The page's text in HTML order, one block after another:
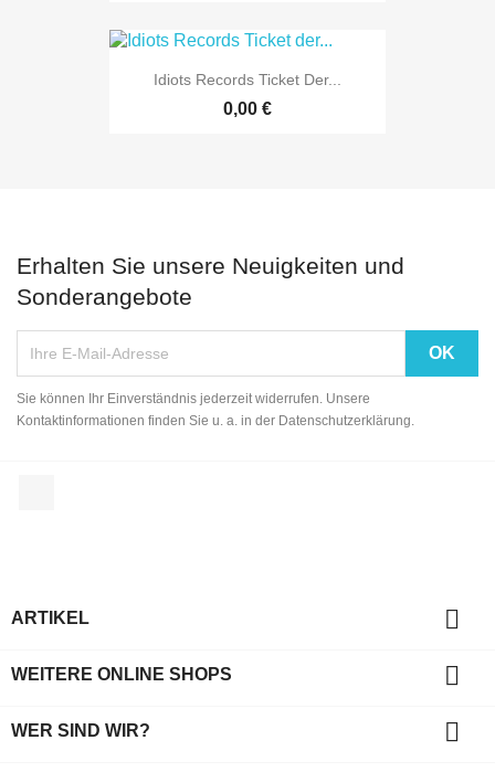
Idiots Records Ticket Der...
0,00 €
Erhalten Sie unsere Neuigkeiten und
Sonderangebote
Sie können Ihr Einverständnis jederzeit widerrufen. Unsere
Kontaktinformationen finden Sie u. a. in der Datenschutzerklärung.
ARTIKEL 
WEITERE ONLINE SHOPS 
WER SIND WIR? 